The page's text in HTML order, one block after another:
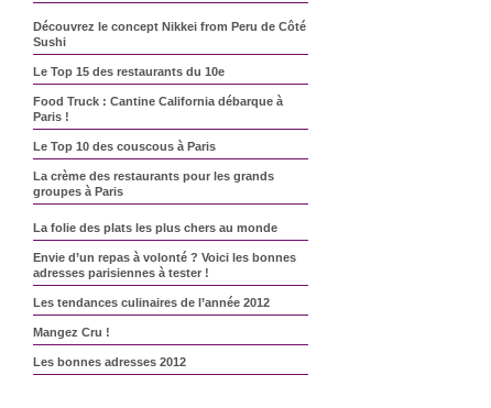
Découvrez le concept Nikkei from Peru de Côté
Sushi
Le Top 15 des restaurants du 10e
Food Truck : Cantine California débarque à
Paris !
Le Top 10 des couscous à Paris
La crème des restaurants pour les grands
groupes à Paris
La folie des plats les plus chers au monde
Envie d’un repas à volonté ? Voici les bonnes
adresses parisiennes à tester !
Les tendances culinaires de l’année 2012
Mangez Cru !
Les bonnes adresses 2012